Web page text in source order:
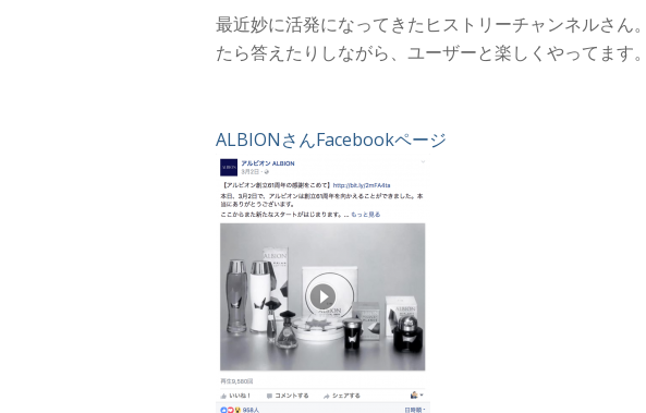
最近妙に活発になってきたヒストリーチャンネルさん
たら答えたりしながら、ユーザーと楽しくやってます。
ALBIONさんFacebookページ